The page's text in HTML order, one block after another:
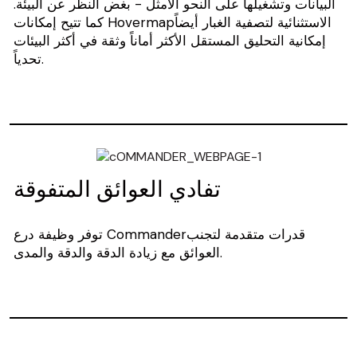
البيانات وتشغيلها على النحو الأمثل - بغض النظر عن البيئة.
كما تتيح إمكانات Hovermapالاستثنائية لتصفية الغبار أيضاً
إمكانية التحليق المستقل الأكثر أماناً وثقة في أكثر البيئات
تحدياً.
تفادي العوائق المتفوقة
توفر وظيفة درع Commanderقدرات متقدمة لتجنب
العوائق مع زيادة الدقة والدقة والمدى.